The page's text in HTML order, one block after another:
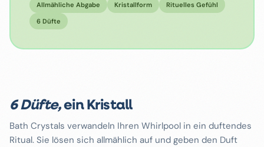
Allmähliche Abgabe Kristallform
Rituelles Gefühl
6 Düfte
6 Düfte,ein Kristall
Bath Crystals verwandeln Ihren Whirlpool in ein duftendes
Ritual. Sie lösen sich allmählich auf und geben den Duft